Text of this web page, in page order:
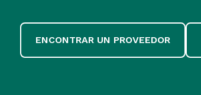
ENCONTRAR UN PROVEEDOR